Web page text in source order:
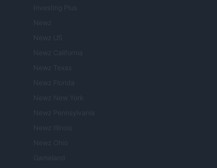
Investing Plus
Newz
Newz US
Newz California
Newz Texas
Newz Florida
Newz New York
Newz Pennsylvania
Newz Illinois
Newz Ohio
Gameland